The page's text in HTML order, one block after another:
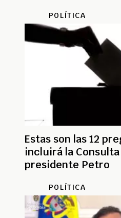
POLÍTICA
Estas son las 12
incluirá la
presidente Petro
POLÍTICA